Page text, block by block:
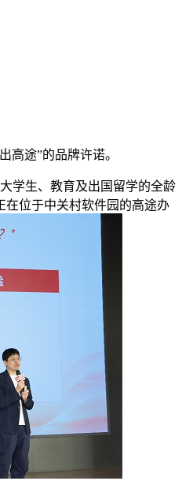
高途”的品牌许诺。
学生、教育及出国留学的全龄
在位于中关村软件园的高途办